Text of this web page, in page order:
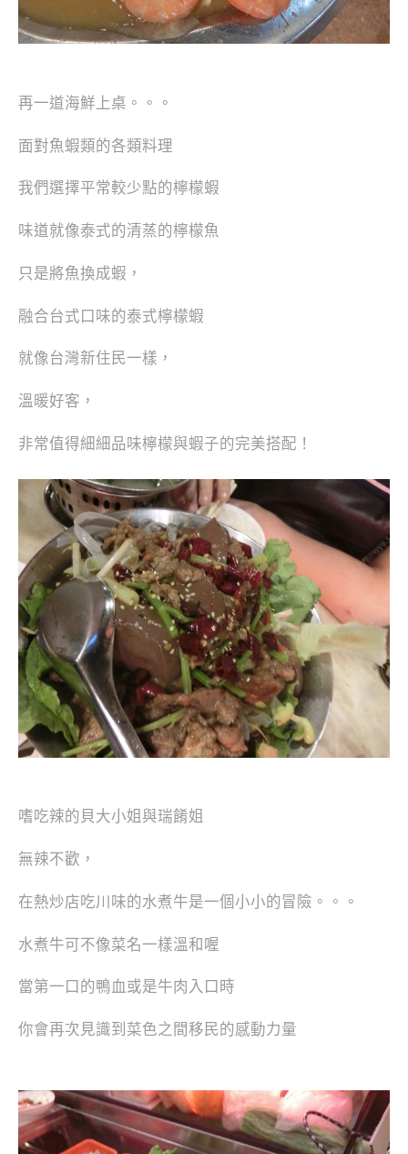
再一道海鮮上桌。。。
面對魚蝦類的各類料理
我們選擇平常較少點的檸檬蝦
味道就像泰式的清蒸的檸檬魚
只是將魚換成蝦，
融合台式口味的泰式檸檬蝦
就像台灣新住民一樣，
溫暖好客，
非常值得細細品味檸檬與蝦子的完美搭配！
嗜吃辣的貝大小姐與瑞餚姐
無辣不歡，
在熱炒店吃川味的水煮牛是一個小小的冒險。。。
水煮牛可不像菜名一樣溫和喔
當第一口的鴨血或是牛肉入口時
你會再次見識到菜色之間移民的感動力量